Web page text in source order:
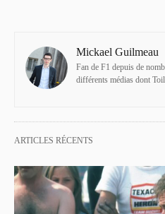
Mickael Guilmeau
Fan de F1 depuis de
différents médias dont
ARTICLES RÉCENTS